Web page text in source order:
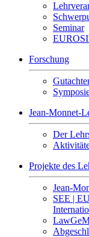
Seminar
Forschung
Jean-Monnet-
Der
Projekte des
Jean-
SEE |